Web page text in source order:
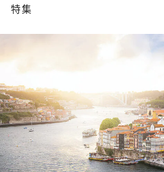
特集